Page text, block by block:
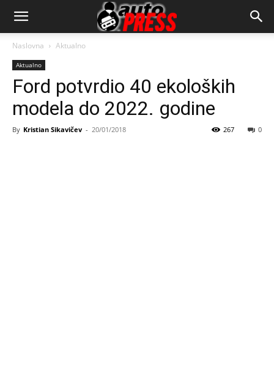
AutopressHR
Naslovna Aktualno
Aktualno
Ford potvrdio 40 ekoloških
modela do 2022. godine
By Kristian Sikavičev - 20/01/2018 0
267